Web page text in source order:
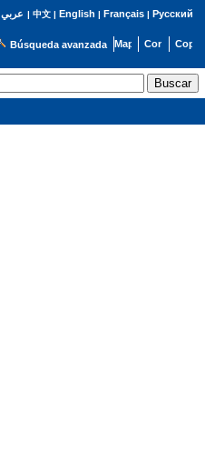
عربي | 中文| English | Français| Русский
Búsqueda avanzada